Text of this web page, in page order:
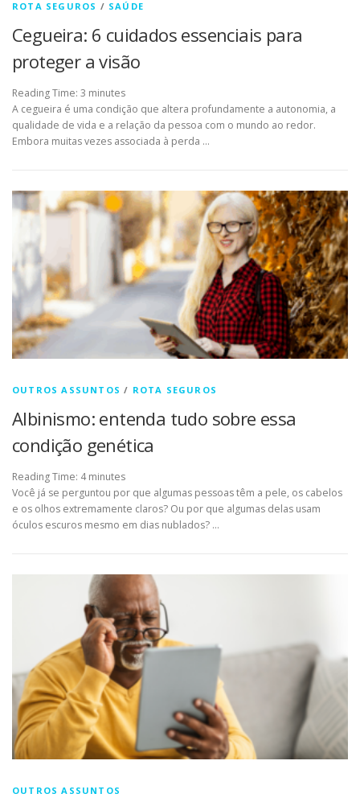
ROTA SEGUROS / SAÚDE
Cegueira: 6 cuidados essenciais para
proteger a visão
Reading Time: 3 minutes
A cegueira é uma condição que altera profundamente a autonomia, a
qualidade de vida e a relação da pessoa com o mundo ao redor.
Embora muitas vezes associada à perda …
OUTROS ASSUNTOS / ROTA SEGUROS
Albinismo: entenda tudo sobre essa
condição genética
Reading Time: 4 minutes
Você já se perguntou por que algumas pessoas têm a pele, os cabelos
e os olhos extremamente claros? Ou por que algumas delas usam
óculos escuros mesmo em dias nublados? …
OUTROS ASSUNTOS